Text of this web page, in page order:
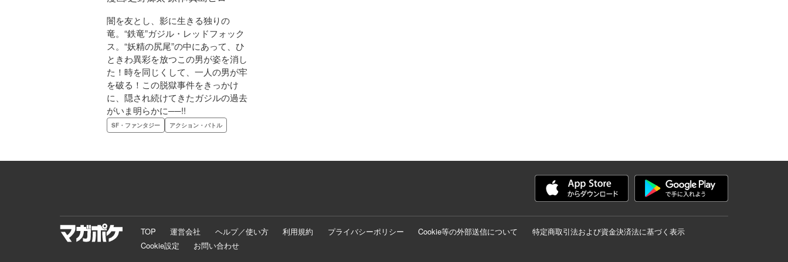
闇を友とし、影に生きる独りの
竜。“鉄竜”ガジル・レッドフォック
ス。“妖精の尻尾”の中にあって、ひ
ときわ異彩を放つこの男が姿を消し
た！時を同じくして、一人の男が牢
を破る！この脱獄事件をきっかけ
に、隠され続けてきたガジルの過去
がいま明らかに──!!
SF・ファンタジー アクション・バトル
TOP 運営会社 ヘルプ／使い方 利用規約 プライバシーポリシー Cookie等の外部送信について
特定商取引法および資金決済法に基づく表示
Cookie設定
お問い合わせ